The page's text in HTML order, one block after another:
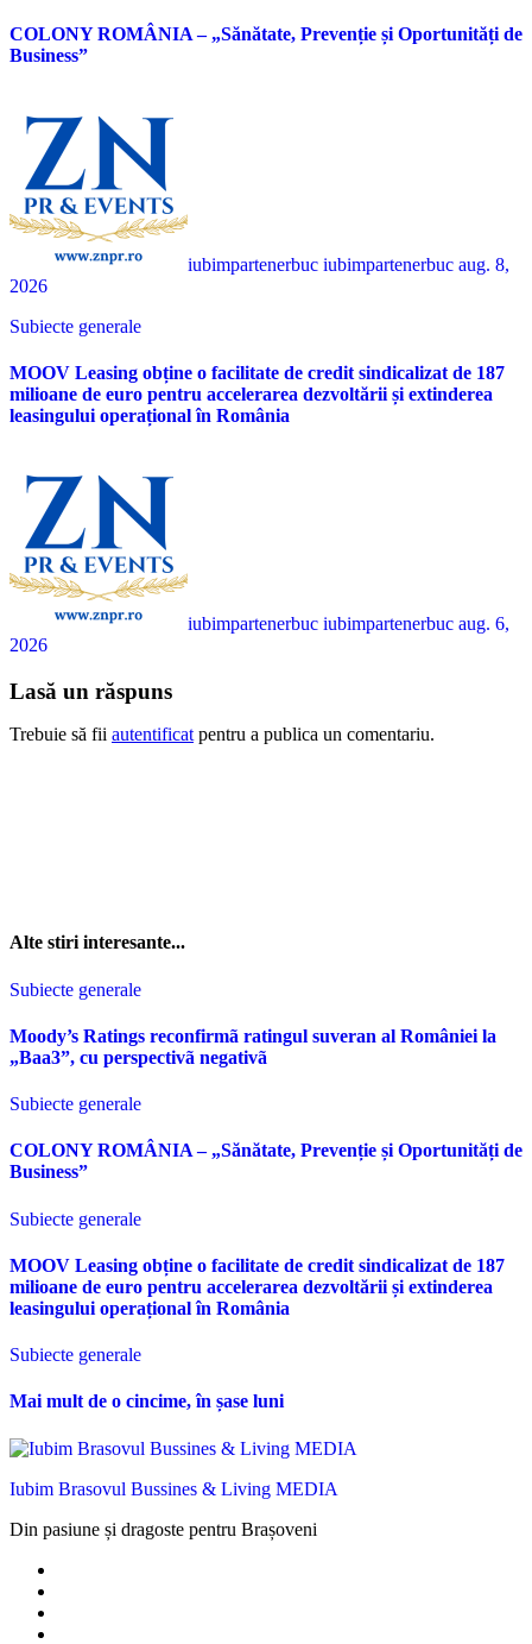
COLONY ROMÂNIA – „Sănătate, Prevenție și Oportunități de
Business”
iubimpartenerbuc iubimpartenerbuc aug. 8,
2026
Subiecte generale
MOOV Leasing obține o facilitate de credit sindicalizat de 187
milioane de euro pentru accelerarea dezvoltării și extinderea
leasingului operațional în România
iubimpartenerbuc iubimpartenerbuc aug. 6,
2026
Lasă un răspuns
Trebuie să fii autentificat pentru a publica un comentariu.
Alte stiri interesante...
Subiecte generale
Moody’s Ratings reconfirmã ratingul suveran al României la
„Baa3”, cu perspectivã negativã
Subiecte generale
COLONY ROMÂNIA – „Sănătate, Prevenție și Oportunități de
Business”
Subiecte generale
MOOV Leasing obține o facilitate de credit sindicalizat de 187
milioane de euro pentru accelerarea dezvoltării și extinderea
leasingului operațional în România
Subiecte generale
Mai mult de o cincime, în șase luni
Iubim Brasovul Bussines & Living MEDIA
Din pasiune și dragoste pentru Brașoveni